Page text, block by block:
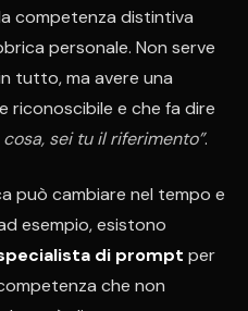
competenza distintiva
personale. Non serve
tutto, ma avere una
riconoscibile e che fa dire
cosa, sei tu il riferimento”.
può cambiare nel tempo e
esempio, esistono
di prompt per
che non